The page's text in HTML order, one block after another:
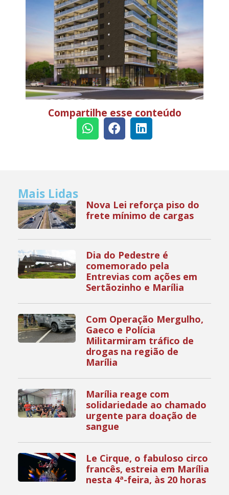
Compartilhe esse conteúdo
Mais Lidas
Nova Lei reforça piso do
frete mínimo de cargas
Dia do Pedestre é
comemorado pela
Entrevias com ações em
Sertãozinho e Marília
Com Operação Mergulho,
Gaeco e Polícia
Militarmiram tráfico de
drogas na região de
Marília
Marília reage com
solidariedade ao chamado
urgente para doação de
sangue
Le Cirque, o fabuloso circo
francês, estreia em Marília
nesta 4ª-feira, às 20 horas